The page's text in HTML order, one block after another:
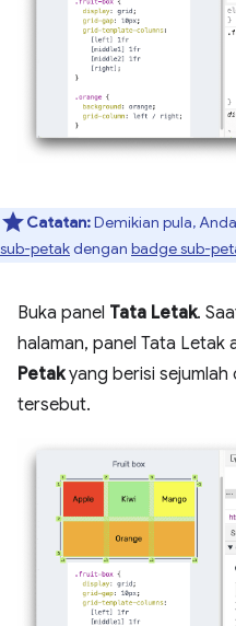
Catatan:Demikian pula,
sub-petakdengan badge sub-
Buka panel Tata Letak.
halaman, panel Tata Letak
Petakyang berisi sejumlah
tersebut.